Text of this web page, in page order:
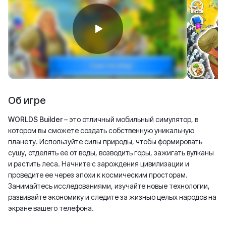
Об игре
WORLDS Builder– это отличный мобильный симулятор, в
котором вы сможете создать собственную уникальную
планету. Используйте силы природы, чтобы формировать
сушу, отделять ее от воды, возводить горы, зажигать вулканы
и растить леса. Начните с зарождения цивилизации и
проведите ее через эпохи к космическим просторам.
Занимайтесь исследованиями, изучайте новые технологии,
развивайте экономику и следите за жизнью целых народов на
экране вашего телефона.